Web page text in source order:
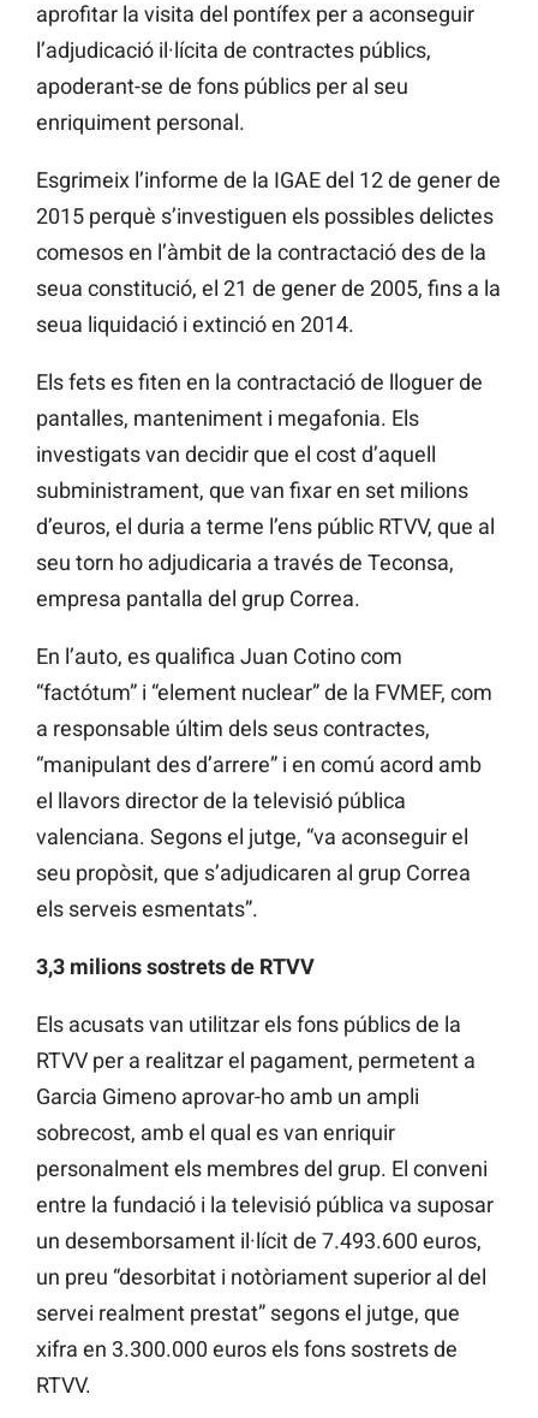
aprofitar la visita del pontífex per a aconseguir
l’adjudicació il·lícita de contractes públics,
apoderant-se de fons públics per al seu
enriquiment personal.
Esgrimeix l’informe de la IGAE del 12 de gener de
2015 perquè s’investiguen els possibles delictes
comesos en l’àmbit de la contractació des de la
seua constitució, el 21 de gener de 2005, fins a la
seua liquidació i extinció en 2014.
Els fets es fiten en la contractació de lloguer de
pantalles, manteniment i megafonia. Els
investigats van decidir que el cost d’aquell
subministrament, que van fixar en set milions
d’euros, el duria a terme l’ens públic RTVV, que al
seu torn ho adjudicaria a través de Teconsa,
empresa pantalla del grup Correa.
En l’auto, es qualifica Juan Cotino com
“factótum” i “element nuclear” de la FVMEF, com
a responsable últim dels seus contractes,
“manipulant des d’arrere” i en comú acord amb
el llavors director de la televisió pública
valenciana. Segons el jutge, “va aconseguir el
seu propòsit, que s’adjudicaren al grup Correa
els serveis esmentats”.
3,3 milions sostrets de RTVV
Els acusats van utilitzar els fons públics de la
RTVV per a realitzar el pagament, permetent a
Garcia Gimeno aprovar-ho amb un ampli
sobrecost, amb el qual es van enriquir
personalment els membres del grup. El conveni
entre la fundació i la televisió pública va suposar
un desemborsament il·lícit de 7.493.600 euros,
un preu “desorbitat i notòriament superior al del
servei realment prestat” segons el jutge, que
xifra en 3.300.000 euros els fons sostrets de
RTVV.